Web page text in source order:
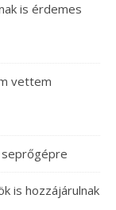
is érdemes
vettem
is hozzájárulnak